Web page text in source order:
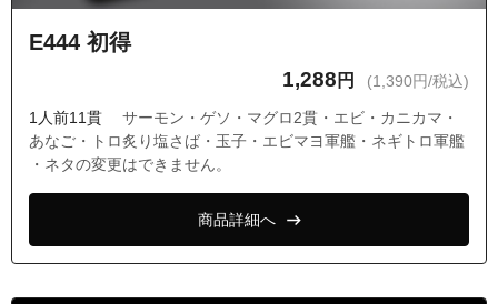
E444 初得
1,288 円 (1,390円/税込)
1人前11貫
サーモン・ゲソ・マグロ2貫・エビ・カニカマ・
あなご・トロ炙り塩さば・玉子・エビマヨ軍艦・ネギトロ軍艦
・ネタの変更はできません。
商品詳細へ